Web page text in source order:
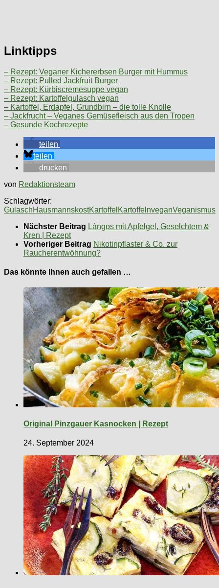
Linktipps
– Rezept: Veganer Kichererbsen Burger mit Hummus
– Rezept: Pulled Jackfruit Burger
– Rezept: Kürbiscremesuppe vegan
– Rezept: Kartoffelgulasch vegan
– Kartoffel, Erdapfel, Grundbirn – die tolle Knolle
– Jackfrucht – Veganes Gemüsefleisch aus den Tropen
– Gesunde Kochrezepte
teilen
teilen
drucken
von Redaktionsteam
Schlagwörter:
GulaschHausmannskostKartoffel KartoffelnveganVeganismus
Nächster Beitrag Lángos mit Apfelgel, Geselchtem &
Kren | Rezept
Vorheriger Beitrag Nikotinpflaster & Co. zur
Raucherentwöhnung?
Das könnte Ihnen auch gefallen …
Original Pinzgauer Kasnocken | Rezept
24. September 2024